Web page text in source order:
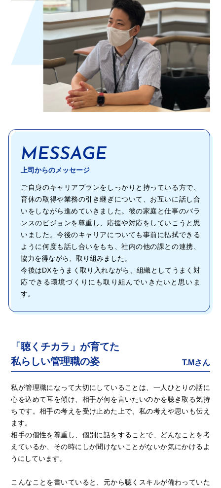
MESSAGE
上司からのメッセージ
ご自身のキャリアプランをしっかりと持っている方で、
育休の取得や業務の引き継ぎについて、お互いに話し合
いをしながら進めていきました。彼の家庭と仕事のバラ
ンスのビジョンを尊重し、応援や対応をしていこうと思
いました。今後のキャリアについても事前に払拭できる
ように何度も話し合いをもち、社内の他の課との連携、
協力を得ながら、取り組みました。
今後はDXをうまく取り入れながら、組織としてうまく対
応できる環境づくりにも取り組んでいきたいと思いま
す。
「聴くチカラ」が育てた
私らしい管理職の姿
T.Mさん
私が管理職になって大切にしていることは、一人ひとりの話に
心を込めて耳を傾け、相手が何を言いたいのかを聴き取る気持
ちです。相手の考えを受け止めた上で、私の考えや思いも伝え
ます。
相手の個性を尊重し、個別に話をすることで、どんなことを考
えているか、その時にしか聞けないことがないか気にかけるよ
うにしています。
こんなことを書いていると、元から聴くスキルが備わっていた